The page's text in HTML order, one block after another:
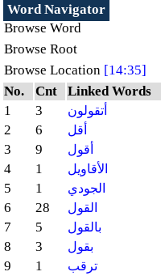
Word Navigator
Browse Word
Browse Root
Browse Location [14:35]
No.
Cnt
Linked Words
1
3 أتقولون
2 6 أقل
3 9 أقول
4 1 الأقاويل
5 1 الجودي
6 28 القول
7 5 بالقول
8 3 بقول
9 1 ترقب